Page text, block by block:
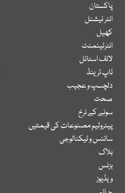
پاکستان
انٹر نیشنل
کھیل
انٹرٹینمنٹ
لائف اسٹائل
ٹاپ ٹرینڈ
دلچسپ و عجیب
صحت
سونے کے نرخ
پیٹرولیم مصنوعات کی قیمتیں
سائنس و ٹیکنالوجی
بلاگ
بزنس
ویڈیوز